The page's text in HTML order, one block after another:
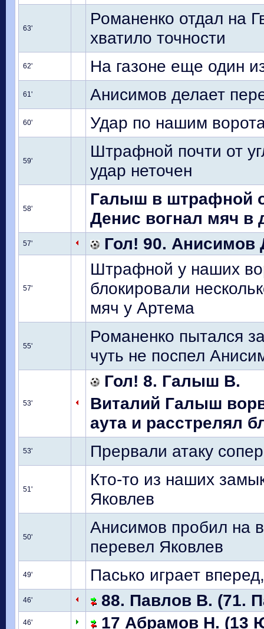
63'
Романенко отдал на
хватило точности
62' На газоне еще один
61' Анисимов делает
60' Удар по нашим
59'
Штрафной почти от
удар неточен
58'
Галыш в штрафной
Денис вогнал мяч в
57' Гол! 90. Анисимов
57'
Штрафной у наших
блокировали
мяч у Артема
55'
Романенко пытался
чуть не поспел
53'
Гол! 8. Галыш В.
Виталий Галыш
аута и расстрелял
53' Прервали атаку
51'
Кто-то из наших
Яковлев
50'
Анисимов пробил на
перевел Яковлев
49' Пасько играет
46' 88. Павлов В. (71.
46' 17 Абрамов Н. (13